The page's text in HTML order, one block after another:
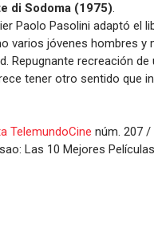
di Sodoma (1975).
Paolo Pasolini adaptó el
varios jóvenes hombres
Repugnante recreación
tener otro sentido que
TelemundoCine núm. 207 /
Las 10 Mejores